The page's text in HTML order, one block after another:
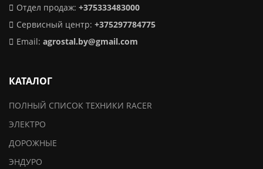
Отдел продаж: +375333483000
Сервисный центр: +375297784775
Email: agrostal.by@gmail.com
КАТАЛОГ
ПОЛНЫЙ СПИСОК ТЕХНИКИ RACER
ЭЛЕКТРО
ДОРОЖНЫЕ
ЭНДУРО